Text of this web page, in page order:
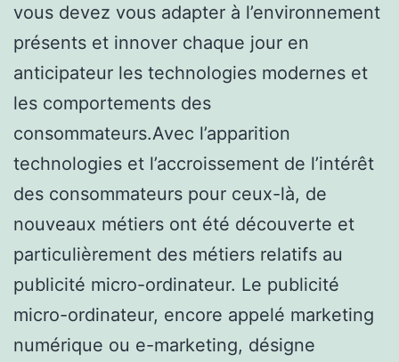
vous devez vous adapter à l’environnement
présents et innover chaque jour en
anticipateur les technologies modernes et
les comportements des
consommateurs.Avec l’apparition
technologies et l’accroissement de l’intérêt
des consommateurs pour ceux-là, de
nouveaux métiers ont été découverte et
particulièrement des métiers relatifs au
publicité micro-ordinateur. Le publicité
micro-ordinateur, encore appelé marketing
numérique ou e-marketing, désigne